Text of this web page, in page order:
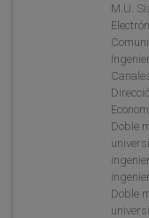
M.U.
Doble
Doble